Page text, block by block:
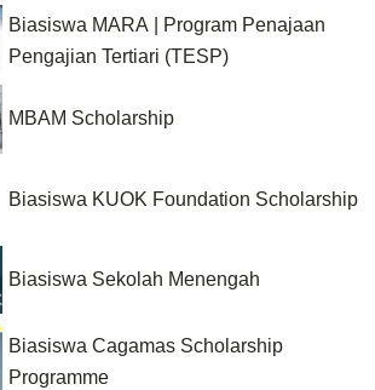
Biasiswa MARA | Program Penajaan
Pengajian Tertiari (TESP)
MBAM Scholarship
Biasiswa KUOK Foundation Scholarship
Biasiswa Sekolah Menengah
Biasiswa Cagamas Scholarship
Programme